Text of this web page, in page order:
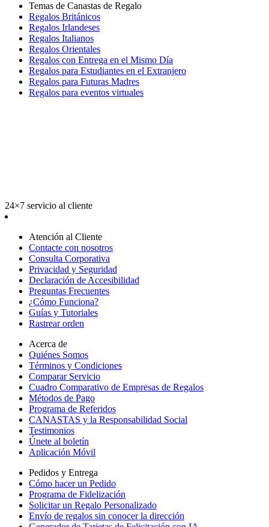
Temas de Canastas de Regalo
Regalos Británicos
Regalos Irlandeses
Regalos Italianos
Regalos Orientales
Regalos con Entrega en el Mismo Día
Regalos para Estudiantes en el Extranjero
Regalos para Futuras Madres
Regalos para eventos virtuales
24×7 servicio al cliente
Atención al Cliente
Contacte con nosotros
Consulta Corporativa
Privacidad y Seguridad
Declaración de Accesibilidad
Preguntas Frecuentes
¿Cómo Funciona?
Guías y Tutoriales
Rastrear orden
Acerca de
Quiénes Somos
Términos y Condiciones
Comparar Servicio
Cuadro Comparativo de Empresas de Regalos
Métodos de Pago
Programa de Referidos
CANASTAS y la Responsabilidad Social
Testimonios
Únete al boletín
Aplicación Móvil
Pedidos y Entrega
Cómo hacer un Pedido
Programa de Fidelización
Solicitar un Regalo Personalizado
Envío de regalos sin conocer la dirección